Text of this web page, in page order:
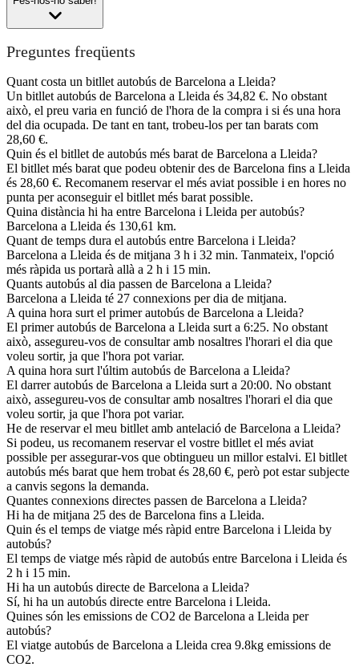
Preguntes freqüents
Quant costa un bitllet autobús de Barcelona a Lleida?
Un bitllet autobús de Barcelona a Lleida és 34,82 €. No obstant
això, el preu varia en funció de l'hora de la compra i si és una hora
del dia ocupada. De tant en tant, trobeu-los per tan barats com
28,60 €.
Quin és el bitllet de autobús més barat de Barcelona a Lleida?
El bitllet més barat que podeu obtenir des de Barcelona fins a Lleida
és 28,60 €. Recomanem reservar el més aviat possible i en hores no
punta per aconseguir el bitllet més barat possible.
Quina distància hi ha entre Barcelona i Lleida per autobús?
Barcelona a Lleida és 130,61 km.
Quant de temps dura el autobús entre Barcelona i Lleida?
Barcelona a Lleida és de mitjana 3 h i 32 min. Tanmateix, l'opció
més ràpida us portarà allà a 2 h i 15 min.
Quants autobús al dia passen de Barcelona a Lleida?
Barcelona a Lleida té 27 connexions per dia de mitjana.
A quina hora surt el primer autobús de Barcelona a Lleida?
El primer autobús de Barcelona a Lleida surt a 6:25. No obstant
això, assegureu-vos de consultar amb nosaltres l'horari el dia que
voleu sortir, ja que l'hora pot variar.
A quina hora surt l'últim autobús de Barcelona a Lleida?
El darrer autobús de Barcelona a Lleida surt a 20:00. No obstant
això, assegureu-vos de consultar amb nosaltres l'horari el dia que
voleu sortir, ja que l'hora pot variar.
He de reservar el meu bitllet amb antelació de Barcelona a Lleida?
Si podeu, us recomanem reservar el vostre bitllet el més aviat
possible per assegurar-vos que obtingueu un millor estalvi. El bitllet
autobús més barat que hem trobat és 28,60 €, però pot estar subjecte
a canvis segons la demanda.
Quantes connexions directes passen de Barcelona a Lleida?
Hi ha de mitjana 25 des de Barcelona fins a Lleida.
Quin és el temps de viatge més ràpid entre Barcelona i Lleida by
autobús?
El temps de viatge més ràpid de autobús entre Barcelona i Lleida és
2 h i 15 min.
Hi ha un autobús directe de Barcelona a Lleida?
Sí, hi ha un autobús directe entre Barcelona i Lleida.
Quines són les emissions de CO2 de Barcelona a Lleida per
autobús?
El viatge autobús de Barcelona a Lleida crea 9.8kg emissions de
CO2.